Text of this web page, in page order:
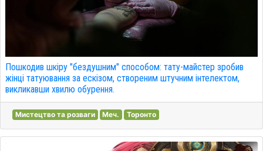
Пошкодив шкіру "бездушним" способом: тату-майстер зробив
жінці татуювання за ескізом, створеним штучним інтелектом,
викликавши хвилю обурення.
Мистецтво та розваги Меч. Торонто